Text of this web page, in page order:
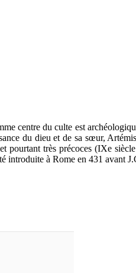
centre du culte est
du dieu et de sa sœur,
pourtant très précoces (IXe
introduite à Rome en 431 avant